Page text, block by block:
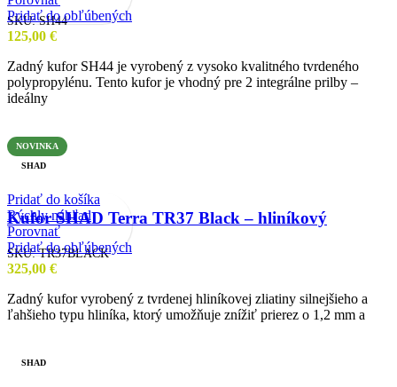
Pridať do obľúbených
SKU:SH44
125,00 €
Zadný kufor SH44 je vyrobený z vysoko kvalitného tvrdeného
polypropylénu. Tento kufor je vhodný pre 2 integrálne prilby –
ideálny
NOVINKA
SHAD
Pridať do košíka
Rýchly náhľad
Porovnať
Pridať do obľúbených
Kufor SHAD Terra TR37 Black – hliníkový
SKU:TR37BLACK
325,00 €
Zadný kufor vyrobený z tvrdenej hliníkovej zliatiny silnejšieho a
ľahšieho typu hliníka, ktorý umožňuje znížiť prierez o 1,2 mm a
SHAD